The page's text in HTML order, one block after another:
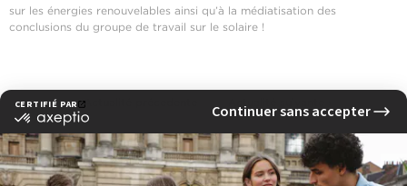
sur les énergies renouvelables ainsi qu’à la médiatisation des
conclusions du groupe de travail sur le solaire !
‹ Actualité précedente